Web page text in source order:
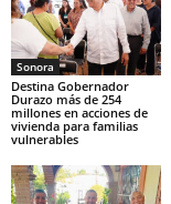
Sonora
Destina Gobernador
Durazo más de 254
millones en acciones de
vivienda para familias
vulnerables